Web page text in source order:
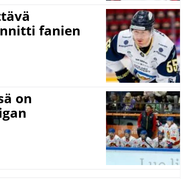
fanien
on